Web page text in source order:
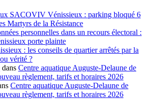
SACOVIV Vénissieux : parking bloqué 6
Martyrs de la Résistance
personnelles dans un recours électoral :
porte plainte
: les conseils de quartier arrêtés par la
vérité ?
dans Centre aquatique Auguste-Delaune de
règlement, tarifs et horaires 2026
Centre aquatique Auguste-Delaune de
règlement, tarifs et horaires 2026